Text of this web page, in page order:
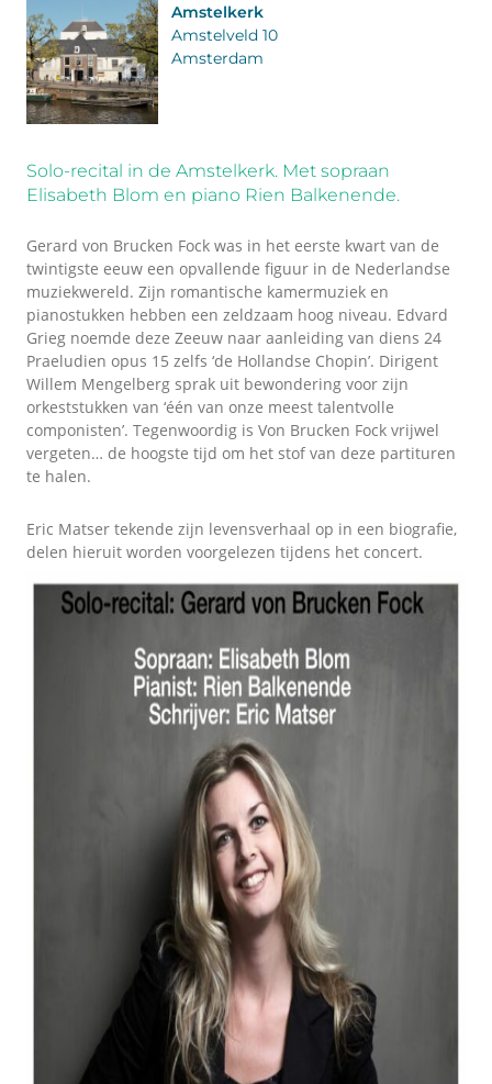
Amstelkerk
Amstelveld 10
Amsterdam
Solo-recital in de Amstelkerk. Met sopraan
Elisabeth Blom en piano Rien Balkenende.
Gerard von Brucken Fock was in het eerste kwart van de
twintigste eeuw een opvallende figuur in de Nederlandse
muziekwereld. Zijn romantische kamermuziek en
pianostukken hebben een zeldzaam hoog niveau. Edvard
Grieg noemde deze Zeeuw naar aanleiding van diens 24
Praeludien opus 15 zelfs ‘de Hollandse Chopin’. Dirigent
Willem Mengelberg sprak uit bewondering voor zijn
orkeststukken van ‘één van onze meest talentvolle
componisten’. Tegenwoordig is Von Brucken Fock vrijwel
vergeten… de hoogste tijd om het stof van deze partituren
te halen.
Eric Matser tekende zijn levensverhaal op in een biografie,
delen hieruit worden voorgelezen tijdens het concert.